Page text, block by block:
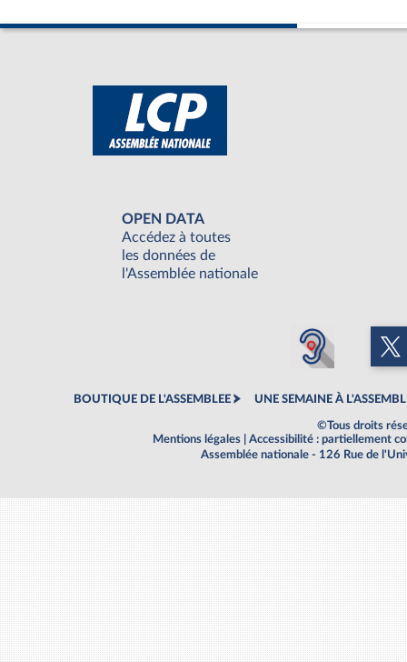
OPEN DATA
Accédez à toutes
les données de
l'Assemblée nationale
BOUTIQUE DE L'ASSEMBLEE UNE SEMAINE À
©Tous droits
Mentions légales
Accessibilité : partiellement
Assemblée nationale - 126 Rue de